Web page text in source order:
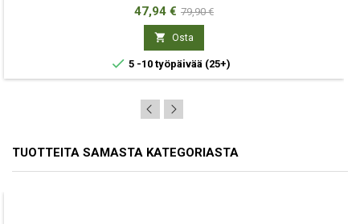
Hinta
47,94 € Normaali
hinta
79,90 €
 Osta
 5 -10 työpäivää (25+)
TUOTTEITA SAMASTA KATEGORIASTA